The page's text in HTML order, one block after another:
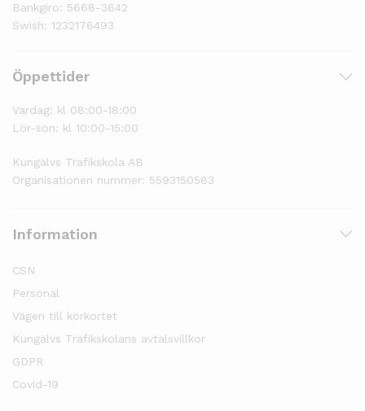
Bankgiro: 5668-3642
Swish: 1232176493
Öppettider
Vardag: kl 08:00-18:00
Lör-sön: kl 10:00-15:00
Kungälvs Trafikskola AB
Organisationen nummer: 5593150583
Information
CSN
Personal
Vägen till körkortet
Kungälvs Trafikskolans avtalsvillkor
GDPR
Covid-19